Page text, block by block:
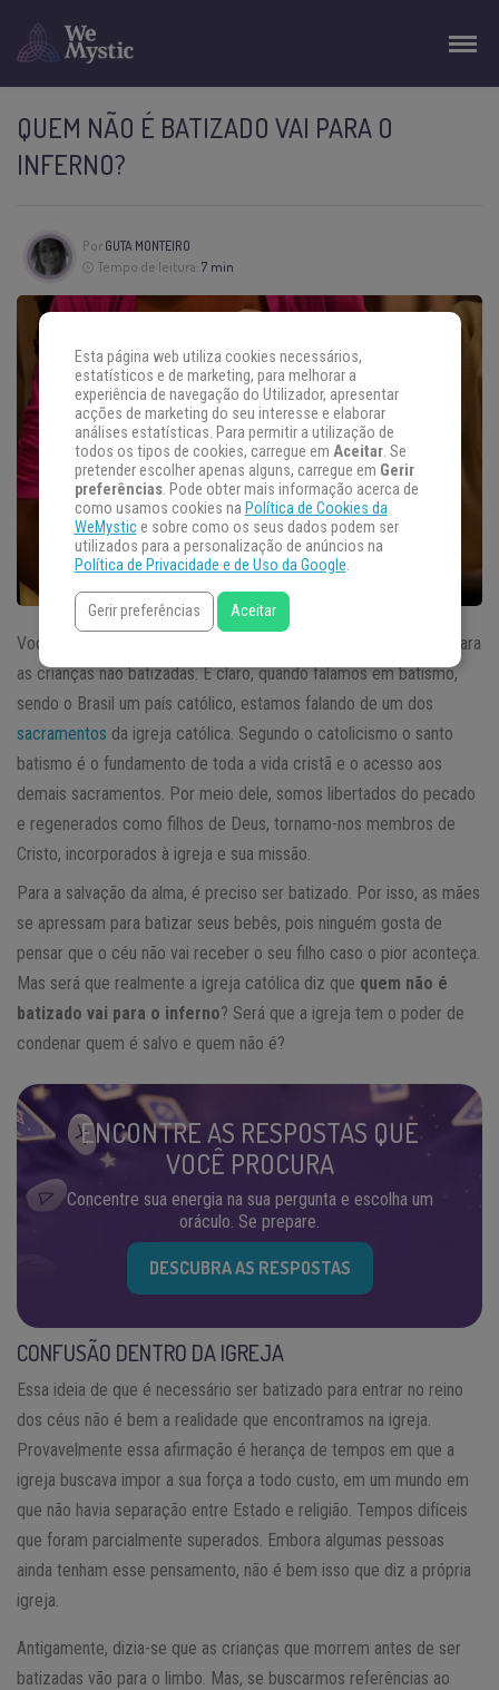
QUEM NÃO É BATIZADO VAI PARA O
INFERNO?
Por GUTA MONTEIRO
Tempo de leitura: 7 min
Você já deve ter ouvido que as portas do céu estão fechadas para
as crianças não batizadas. E claro, quando falamos em batismo,
sendo o Brasil um país católico, estamos falando de um dos
sacramentos da igreja católica. Segundo o catolicismo o santo
batismo é o fundamento de toda a vida cristã e o acesso aos
demais sacramentos. Por meio dele, somos libertados do pecado
e regenerados como filhos de Deus, tornamo-nos membros de
Cristo, incorporados à igreja e sua missão.
Para a salvação da alma, é preciso ser batizado. Por isso, as mães
se apressam para batizar seus bebês, pois ninguém gosta de
pensar que o céu não vai receber o seu filho caso o pior aconteça.
Mas será que realmente a igreja católica diz que quem não é
batizado vai para o inferno? Será que a igreja tem o poder de
condenar quem é salvo e quem não é?
ENCONTRE AS RESPOSTAS QUE
VOCÊ PROCURA
Concentre sua energia na sua pergunta e escolha um
oráculo. Se prepare.
DESCUBRA AS RESPOSTAS
CONFUSÃO DENTRO DA IGREJA
Essa ideia de que é necessário ser batizado para entrar no reino
dos céus não é bem a realidade que encontramos na igreja.
Provavelmente essa afirmação é herança de tempos em que a
igreja buscava impor a sua força a todo custo, em um mundo em
que não havia separação entre Estado e religião. Tempos difíceis
que foram parcialmente superados. Embora algumas pessoas
ainda tenham esse pensamento, não é bem isso que diz a própria
igreja.
Antigamente, dizia-se que as crianças que morrem antes de ser
batizadas vão para o limbo. Mas, se buscarmos referências ao
Esta página web utiliza cookies necessários,
estatísticos e de marketing, para melhorar a
experiência de navegação do Utilizador, apresentar
acções de marketing do seu interesse e elaborar
análises estatísticas. Para permitir a utilização de
todos os tipos de cookies, carregue em Aceitar. Se
pretender escolher apenas alguns, carregue em Gerir
preferências. Pode obter mais informação acerca de
como usamos cookies na Política de Cookies da
WeMystice sobre como os seus dados podem ser
utilizados para a personalização de anúncios na
Política de Privacidade e de Uso da Google.
Gerir preferências Aceitar